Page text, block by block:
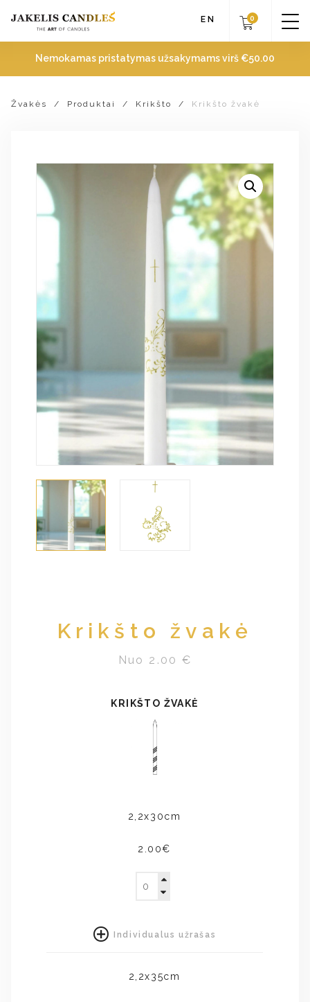
Nemokamas pristatymas užsakymams virš €50.00
EN 0
Žvakės / Produktai / Krikšto / Krikšto žvakė
Krikšto žvakė
Nuo 2.00 €
KRIKŠTO ŽVAKĖ
2,2x30cm
2.00€
Individualus užrašas
2,2x35cm